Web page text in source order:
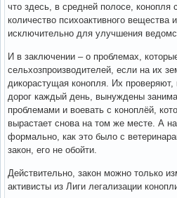
что здесь, в средней полосе, конопля
количество психоактивного вещества
исключительно для улучшения
И в заключении – о проблемах,
сельхозпроизводителей, если на их
дикорастущая конопля. Их
дорог каждый день, вынуждены
проблемами и воевать с коноплёй,
вырастает снова на том же месте. А
формально, как это было с
закон, его не обойти.
Действительно, закон можно только
активисты из Лиги легализации